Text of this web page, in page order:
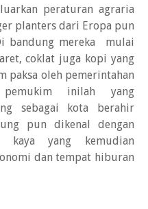
peraturan agraria
planters dari Eropa pun
bandung mereka mulai
coklat juga kopi yang
paksa oleh pemerintahan
inilah yang
sebagai kota berahir
pun dikenal dengan
kaya yang kemudian
dan tempat hiburan